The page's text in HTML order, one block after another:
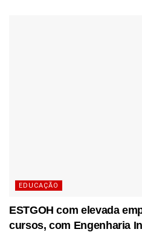
EDUCAÇÃO
ESTGOH com elevada
cursos, com Engenharia